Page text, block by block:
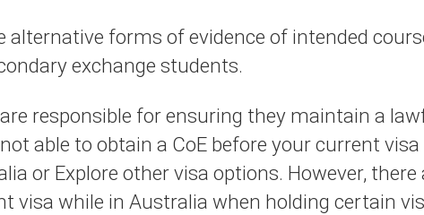
alternative forms of evidence of intended
exchange students.
responsible for ensuring they maintain a
able to obtain a CoE before your current visa
or Explore other visa options. However,
visa while in Australia when holding certain